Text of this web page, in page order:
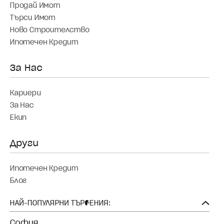
Продай Имот
Търси Имот
Ново Строителство
Ипотечен Кредит
Кариери
За Нас
Екип
Ипотечен Кредит
Блог
НАЙ-ПОПУЛЯРНИ ТЪРСЕНИЯ: